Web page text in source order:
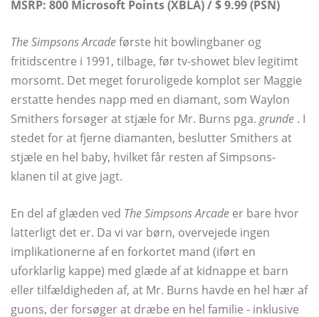
MSRP: 800 Microsoft Points (XBLA) / $ 9.99 (PSN)
The Simpsons Arcadeførste hit bowlingbaner og
fritidscentre i 1991, tilbage, før tv-showet blev legitimt
morsomt. Det meget foruroligede komplot ser Maggie
erstatte hendes napp med en diamant, som Waylon
Smithers forsøger at stjæle for Mr. Burns pga. grunde . I
stedet for at fjerne diamanten, beslutter Smithers at
stjæle en hel baby, hvilket får resten af ​​Simpsons-
klanen til at give jagt.
En del af glæden ved The Simpsons Arcade er bare hvor
latterligt det er. Da vi var børn, overvejede ingen
implikationerne af en forkortet mand (iført en
uforklarlig kappe) med glæde af at kidnappe et barn
eller tilfældigheden af, at Mr. Burns havde en hel hær af
guons, der forsøger at dræbe en hel familie - inklusive